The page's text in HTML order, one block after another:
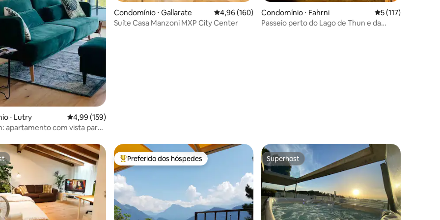
⋅ Lutry 4,99 de uma avaliação média de 5, 159 avaliações
4,99 (159)
apartamento com vista para
Condomínio ⋅ Gallarate 4,96 de uma avaliação média de 5, 160 avaliações
4,96 (160)
Suíte Casa Manzoni MXP City Center
Condomínio ⋅ Fahrni 5 de uma avaliação
5 (117)
Passeio perto do Lago de Thun e da
Entre os melhores preferidos dos hóspedes
Preferido dos hóspedes Superhost
Superhost